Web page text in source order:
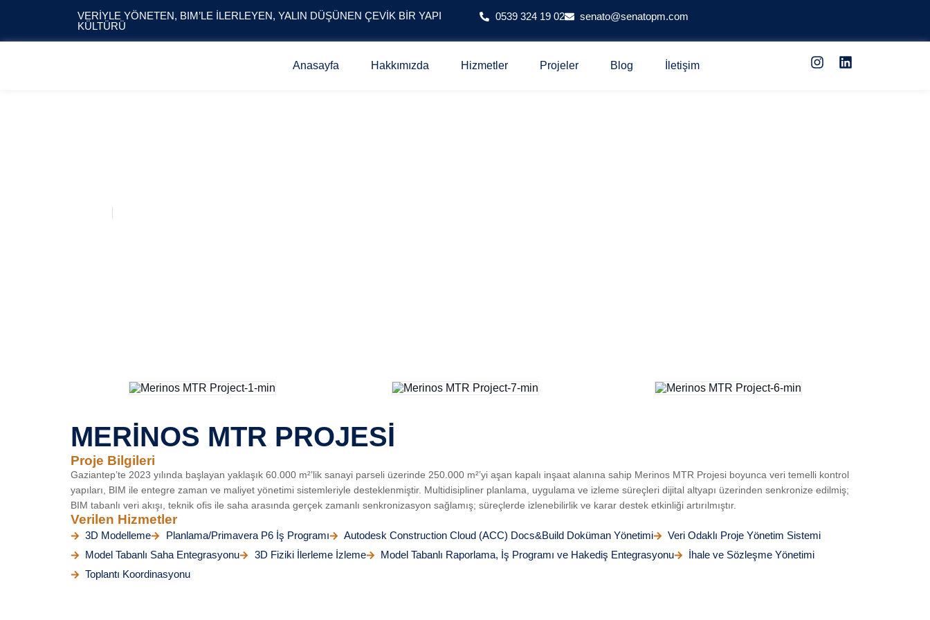
VERIYLE YÖNETEN, BIM’LE İLERLEYEN, YALIN DÜŞÜNEN ÇEVIK BIR YAPI
KÜLTÜRÜ
0539 324 19 02 senato@senatopm.com
Anasayfa Hakkımızda Hizmetler Projeler Blog İletişim
MERİNOS MTR PROJESİ
Proje Bilgileri
Gaziantep’te 2023 yılında başlayan yaklaşık 60.000 m²’lik sanayi parseli üzerinde 250.000 m²’yi aşan kapalı inşaat alanına sahip Merinos MTR Projesi boyunca veri temelli kontrol
yapıları, BIM ile entegre zaman ve maliyet yönetimi sistemleriyle desteklenmiştir. Multidisipliner planlama, uygulama ve izleme süreçleri dijital altyapı üzerinden senkronize edilmiş;
BIM tabanlı veri akışı, teknik ofis ile saha arasında gerçek zamanlı senkronizasyon sağlamış; süreçlerde izlenebilirlik ve karar destek etkinliği artırılmıştır.
Verilen Hizmetler
3D Modelleme Planlama/Primavera P6 İş Programı Autodesk Construction Cloud (ACC) Docs&Build Doküman Yönetimi
Veri Odaklı Proje Yönetim Sistemi
Model Tabanlı Saha Entegrasyonu
3D Fiziki İlerleme İzleme Model Tabanlı Raporlama, İş Programı ve Hakediş Entegrasyonu
İhale ve Sözleşme Yönetimi
Toplantı Koordinasyonu